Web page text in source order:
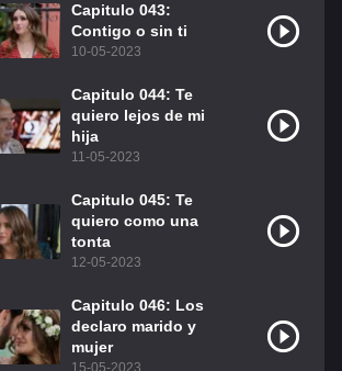
Capitulo 043:
Contigo o sin ti
10-05-2023
Capitulo 044: Te
quiero lejos de mi
hija
11-05-2023
Capitulo 045: Te
quiero como una
tonta
12-05-2023
Capitulo 046: Los
declaro marido y
mujer